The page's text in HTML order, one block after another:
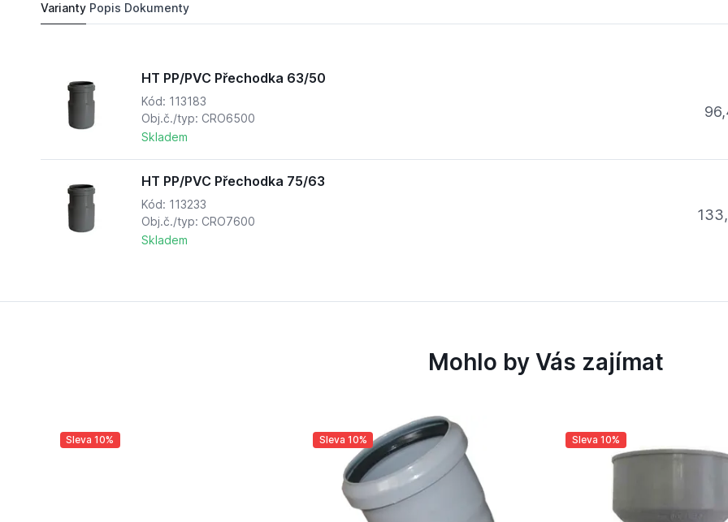
Varianty Popis Dokumenty
HT PP/PVC Přechodka 63/50
Kód: 113183
Obj.č./typ: CRO6500
Skladem
96,
HT PP/PVC Přechodka 75/63
Kód: 113233
Obj.č./typ: CRO7600
Skladem
133,
Mohlo by Vás zajímat
Sleva 10% Sleva 10% Sleva 10%